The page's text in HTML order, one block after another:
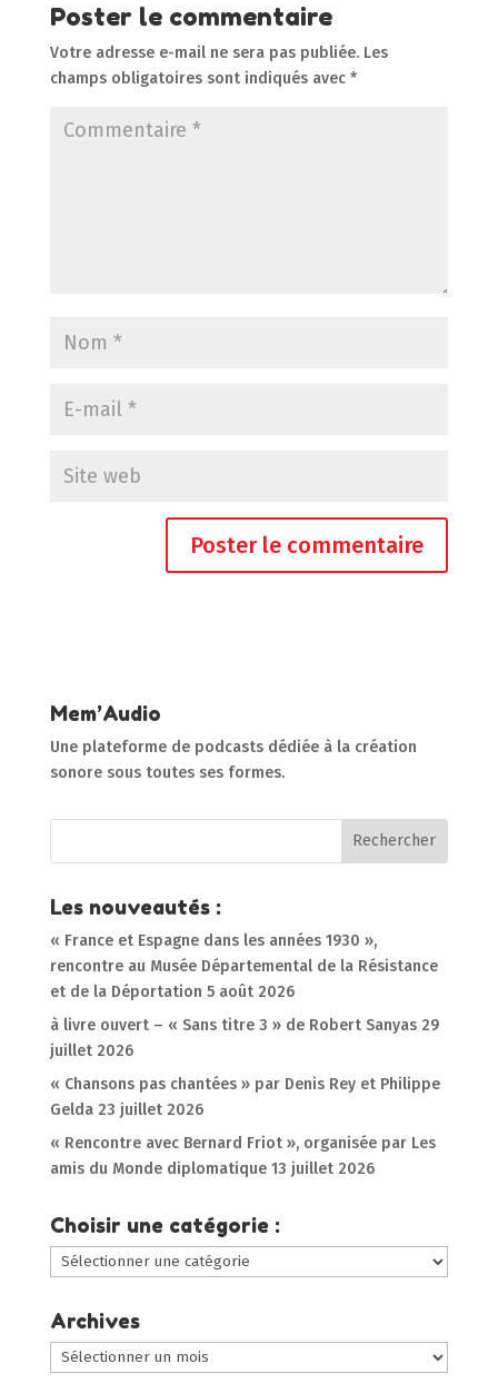
Poster le commentaire
Votre adresse e-mail ne sera pas publiée. Les
champs obligatoires sont indiqués avec *
Mem’Audio
Une plateforme de podcasts dédiée à la création
sonore sous toutes ses formes.
Les nouveautés :
« France et Espagne dans les années 1930 »,
rencontre au Musée Départemental de la Résistance
et de la Déportation 5 août 2026
à livre ouvert – « Sans titre 3 » de Robert Sanyas 29
juillet 2026
« Chansons pas chantées » par Denis Rey et Philippe
Gelda 23 juillet 2026
« Rencontre avec Bernard Friot », organisée par Les
amis du Monde diplomatique 13 juillet 2026
Choisir une catégorie :
Choisir
une
catégorie
:
Archives
Archives